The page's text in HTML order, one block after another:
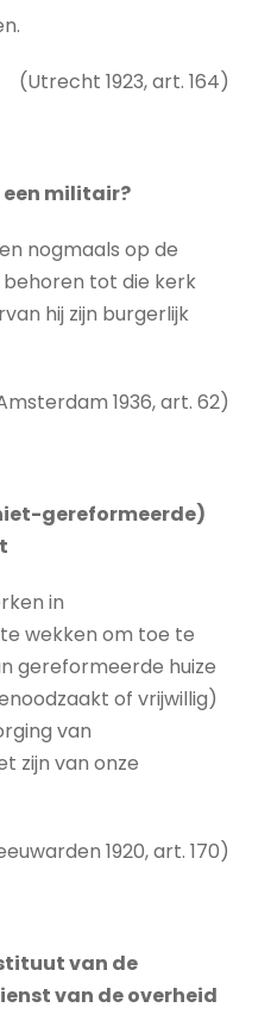
(Utrecht 1923, art. 164)
een militair?
nogmaals op de
tot die kerk
hij zijn burgerlijk
1936, art. 62)
gereformeerde)
in
wekken om toe te
gereformeerde huize
of vrijwillig)
van
zijn van onze
1920, art. 170)
van de
van de overheid